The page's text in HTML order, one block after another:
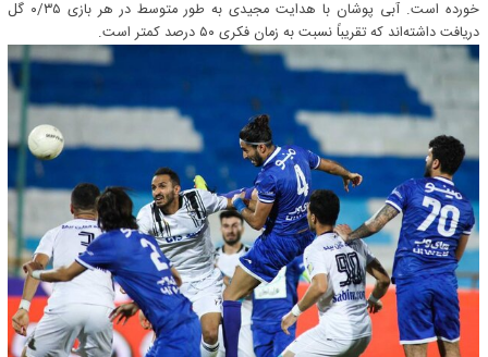
خورده است. آبی پوشان با هدایت مجیدی به طور متوسط در هر بازی ۰/۳۵ گل
دریافت داشته‌اند که تقریباً نسبت به زمان فکری ۵۰ درصد کمتر است.